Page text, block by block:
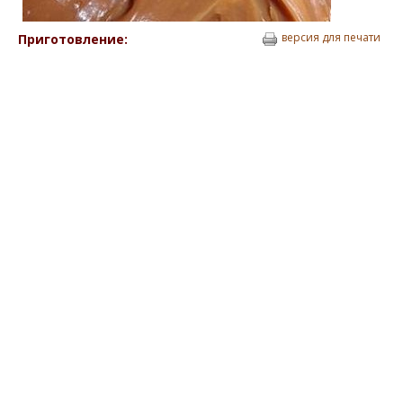
Приготовление: версия для печати